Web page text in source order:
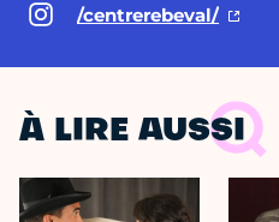
/centrerebeval/
À LIRE AUSSI